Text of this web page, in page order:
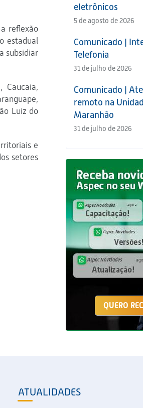
reflexão
estadual
subsidiar
Caucaia,
Luiz do
e
setores
eletrônicos
5 de agosto de 2026
Comunicado |
Telefonia
31 de julho de 2026
Comunicado |
remoto na
Maranhão
31 de julho de 2026
QUERO
ATUALIDADES